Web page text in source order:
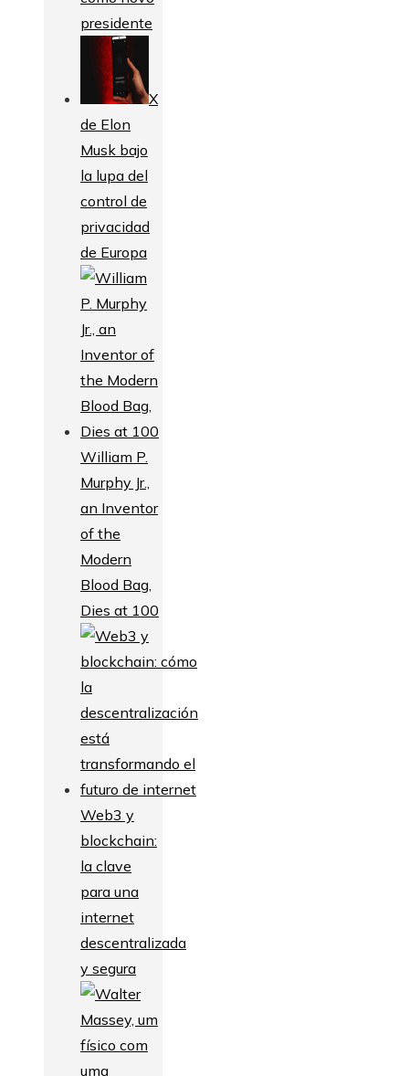
presidente
X
de Elon
Musk bajo
la lupa del
control de
privacidad
de Europa
William P.
Murphy Jr.,
an Inventor
of the
Modern
Blood Bag,
Dies at 100
Web3 y
blockchain:
la clave
para una
internet
descentralizada
y segura